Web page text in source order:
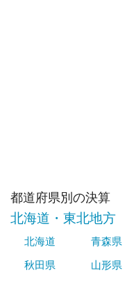
都道府県別の決算
北海道・東北地方
北海道 青森県
秋田県
山形県